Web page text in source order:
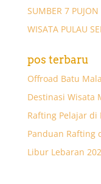
SUMBER 7
WISATA PULAU
pos terbaru
Offroad Batu
Destinasi Wisata
Rafting Pelajar di
Panduan Rafting
Libur Lebaran